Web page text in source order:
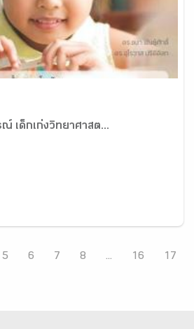
เด็กเก่งวิทยาศาสต...
5 6 7 8 ... 16 17